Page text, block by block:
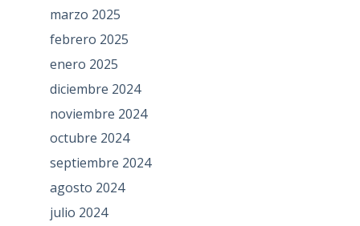
marzo 2025
febrero 2025
enero 2025
diciembre 2024
noviembre 2024
octubre 2024
septiembre 2024
agosto 2024
julio 2024